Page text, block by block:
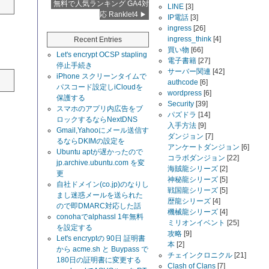
無料で人気ランキング GA4対
応 Ranklet4
Recent Entries
Let's encrypt OCSP stapling
停止手続き
iPhone スクリーンタイムで
パスコード設定しiCloudを
保護する
スマホのアプリ内広告をブ
ロックするならNextDNS
Gmail,Yahooにメール送信す
るならDKIMの設定を
Ubuntu aptが遅かったので
jp.archive.ubuntu.com を変
更
自社ドメイン(co.jp)のなりし
まし迷惑メールを送られた
ので即DMARC対応した話
conohaでalphassl 1年無料
を設定する
Let's encryptの 90日 証明書
から acme.sh と Buypass で
180日の証明書に変更する
LINE [3]
IP電話 [3]
ingress [26]
ingress_think [4]
買い物 [66]
電子書籍 [27]
サーバー関連 [42]
authcode [6]
wordpress [6]
Security [39]
パズドラ [14]
入手方法 [9]
ダンジョン [7]
アンケートダンジョン [6]
コラボダンジョン [22]
海賊龍シリーズ [2]
神秘龍シリーズ [5]
戦国龍シリーズ [5]
歴龍シリーズ [4]
機械龍シリーズ [4]
ミリオンイベント [25]
攻略 [9]
本 [2]
チェインクロニクル [21]
Clash of Clans [7]